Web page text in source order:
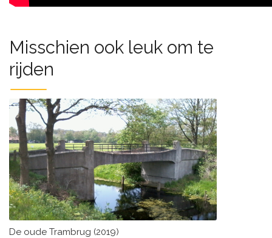
Misschien ook leuk om te
rijden
De oude Trambrug (2019)